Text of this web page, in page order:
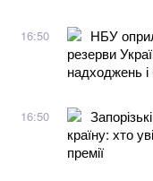
16:50
НБУ
резерви
надходжень
16:50
країну: хто
премії